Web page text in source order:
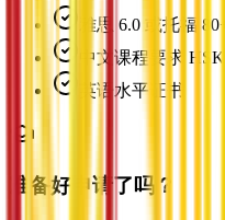
雅思 6.0 或托福
中文课程要求 HSK
英语水平证书
准备好申请了吗？